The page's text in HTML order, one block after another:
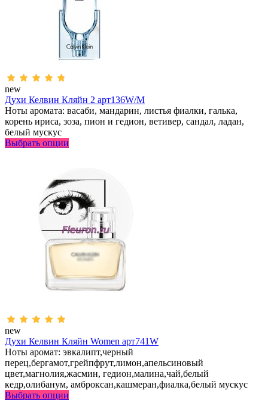
new
Духи Келвин Кляйн 2 арт136W/M
Ноты аромата: васаби, мандарин, листья фиалки, галька,
корень ириса, зоза, пион и гедион, ветивер, сандал, ладан,
белый мускус
Выбрать опции
new
Духи Келвин Кляйн Women арт741W
Ноты аромат: эвкалипт,черный
перец,бергамот,грейпфрут,лимон,апельсиновый
цвет,магнолия,жасмин, гедион,малина,чай,белый
кедр,олибанум, амброксан,кашмеран,фиалка,белый мускус
Выбрать опции